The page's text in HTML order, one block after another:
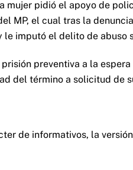
mujer pidió el apoyo de
MP, el cual tras la
imputó el delito de abuso
preventiva a la
del término a solicitud de
de informativos, la